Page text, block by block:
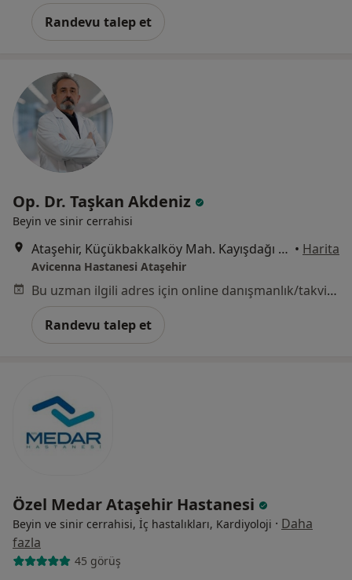
Randevu talep et
Op. Dr. Taşkan Akdeniz
Beyin ve sinir cerrahisi
Ataşehir, Küçükbakkalköy Mah. Kayışdağı Cad. No:47 İstanbul, Ataşehir • Harita
Avicenna Hastanesi Ataşehir
Bu uzman ilgili adres için online danışmanlık/takvim sunmuyor.
Randevu talep et
Özel Medar Ataşehir Hastanesi
Beyin ve sinir cerrahisi, İç hastalıkları, Kardiyoloji · Daha
fazla
45 görüş